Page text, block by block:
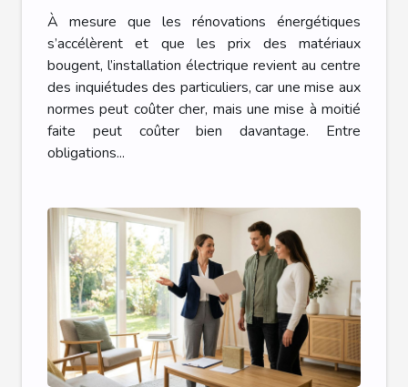
respecte que la moitié des règles
À mesure que les rénovations énergétiques
s’accélèrent et que les prix des matériaux
bougent, l’installation électrique revient au centre
des inquiétudes des particuliers, car une mise aux
normes peut coûter cher, mais une mise à moitié
faite peut coûter bien davantage. Entre
obligations...